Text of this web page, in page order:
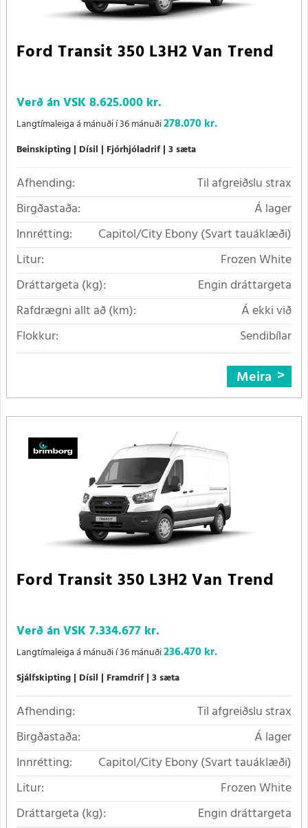
Ford Transit 350 L3H2 Van Trend
Verð án VSK8.625.000 kr.
Langtímaleiga á mánuði í 36 mánuði278.070 kr.
Beinskipting Dísil Fjórhjóladrif 3 sæta
Afhending:
Til afgreiðslu strax
Birgðastaða:
Á lager
Innrétting:
Capitol/City Ebony (Svart tauáklæði)
Litur:
Frozen White
Dráttargeta (kg):
Engin dráttargeta
Rafdrægni allt að (km):
Á ekki við
Flokkur:
Sendibílar
Meira
Ford Transit 350 L3H2 Van Trend
Verð án VSK7.334.677 kr.
Langtímaleiga á mánuði í 36 mánuði236.470 kr.
Sjálfskipting Dísil Framdrif 3 sæta
Afhending:
Til afgreiðslu strax
Birgðastaða:
Á lager
Innrétting:
Capitol/City Ebony (Svart tauáklæði)
Litur:
Frozen White
Dráttargeta (kg):
Engin dráttargeta